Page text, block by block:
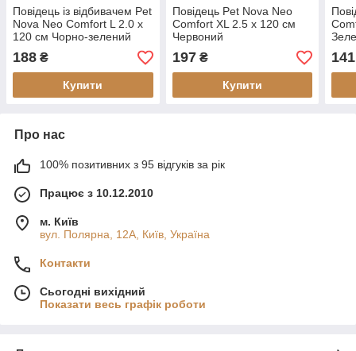
Повідець із відбивачем Pet
Nova Neo Comfort L 2.0 х
120 см Чорно-зелений
188 ₴
Купити
Повідець Pet Nova Neo
Comfort XL 2.5 х 120 см
Червоний
197₴
Купити
141
Про нас
100% позитивних з 95 відгуків за рік
Працює з 10.12.2010
м. Київ
вул. Полярна, 12А, Київ, Україна
Контакти
Сьогодні вихідний
Показати весь графік роботи